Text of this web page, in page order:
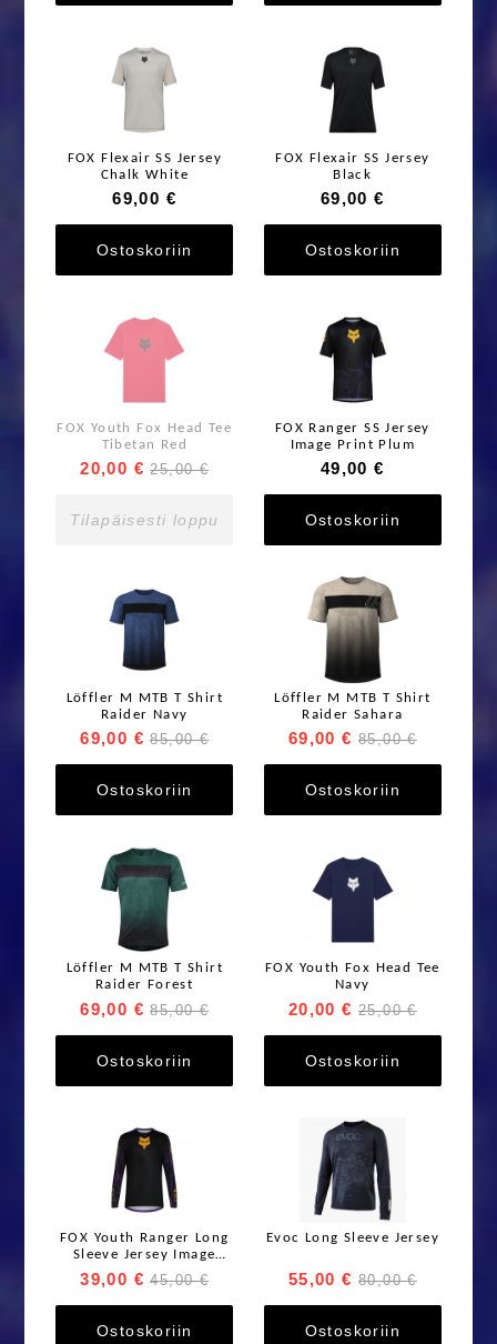
FOX Flexair SS Jersey
Chalk White
69,00 €
Ostoskoriin
FOX Flexair SS Jersey
Black
69,00 €
Ostoskoriin
FOX Youth Fox Head Tee
Tibetan Red
20,00 € 25,00 €
Tilapäisesti loppu
FOX Ranger SS Jersey
Image Print Plum
49,00 €
Ostoskoriin
Löffler M MTB T Shirt
Raider Navy
69,00 € 85,00 €
Ostoskoriin
Löffler M MTB T Shirt
Raider Sahara
69,00 € 85,00 €
Ostoskoriin
Löffler M MTB T Shirt
Raider Forest
69,00 € 85,00 €
Ostoskoriin
FOX Youth Fox Head Tee
Navy
20,00 € 25,00 €
Ostoskoriin
FOX Youth Ranger Long
Sleeve Jersey Image
Print pitkähihainen
ajoaita Plum Purple
39,00 € 45,00 €
Ostoskoriin
Evoc Long Sleeve Jersey
55,00 € 80,00 €
Ostoskoriin